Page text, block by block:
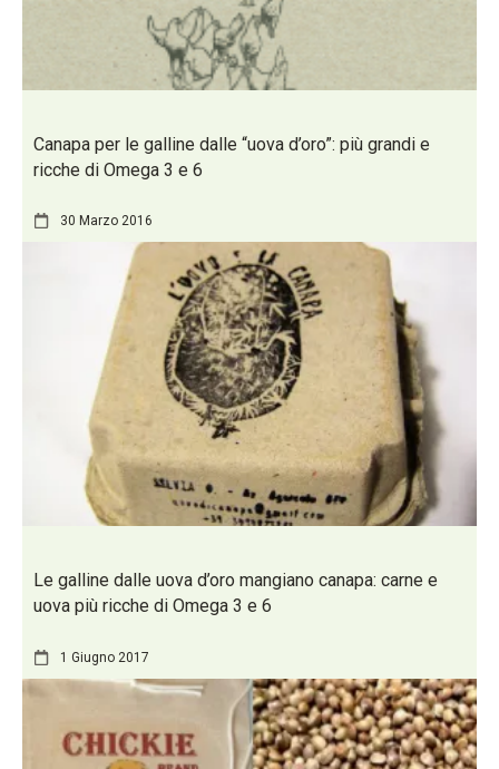
Canapa per le galline dalle “uova d’oro”: più grandi e
ricche di Omega 3 e 6
30 Marzo 2016
Le galline dalle uova d’oro mangiano canapa: carne e
uova più ricche di Omega 3 e 6
1 Giugno 2017